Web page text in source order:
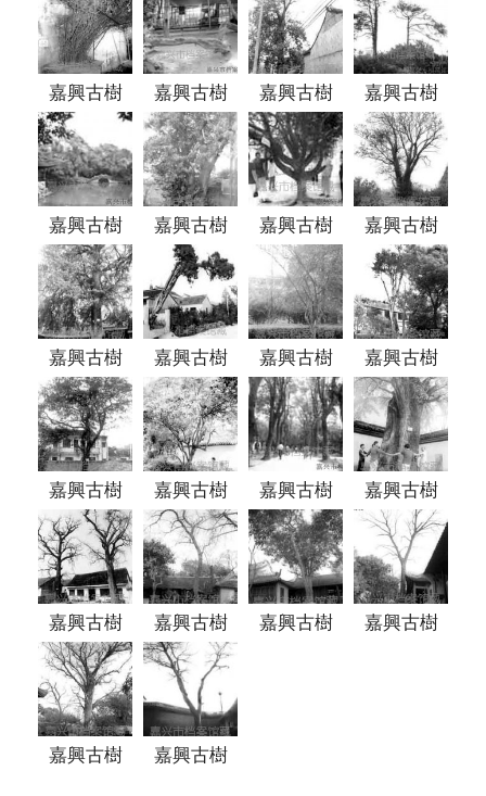
嘉興古樹 嘉興古樹 嘉興古樹 嘉興古樹
嘉興古樹 嘉興古樹 嘉興古樹 嘉興古樹
嘉興古樹 嘉興古樹 嘉興古樹 嘉興古樹
嘉興古樹 嘉興古樹 嘉興古樹 嘉興古樹
嘉興古樹 嘉興古樹 嘉興古樹 嘉興古樹
嘉興古樹 嘉興古樹